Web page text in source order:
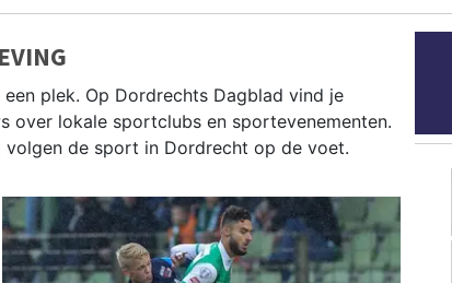
plek. Op Dordrechts Dagblad vind je
over lokale sportclubs en sportevenementen.
de sport in Dordrecht op de voet.
de Merwede en zeilen op het Hollandsch
traditie. Blijf op de hoogte van alle